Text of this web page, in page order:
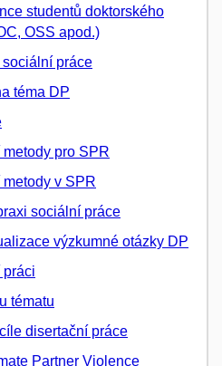
studentů doktorského
OSS apod.)
práce
téma DP
pro SPR
v SPR
sociální práce
výzkumné otázky DP
práci
tématu
disertační práce
Partner Violence